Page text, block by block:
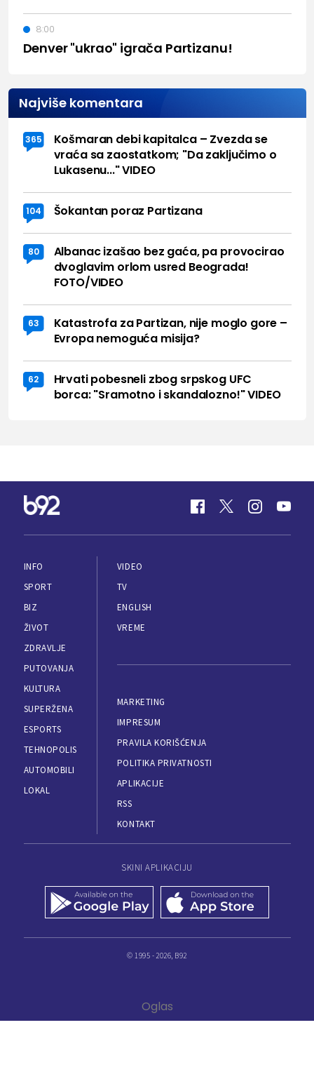
Denver "ukrao" igrača Partizanu!
8:00
Najviše komentara
365
Košmaran debi kapitalca – Zvezda se
vraća sa zaostatkom; "Da zaključimo o
Lukasenu..." VIDEO
104 Šokantan poraz Partizana
80
Albanac izašao bez gaća, pa provocirao
dvoglavim orlom usred Beograda!
FOTO/VIDEO
63
Katastrofa za Partizan, nije moglo gore –
Evropa nemoguća misija?
62
Hrvati pobesneli zbog srpskog UFC
borca: "Sramotno i skandalozno!" VIDEO
INFO
SPORT
BIZ
ŽIVOT
ZDRAVLJE
PUTOVANJA
KULTURA
SUPERŽENA
ESPORTS
TEHNOPOLIS
AUTOMOBILI
LOKAL
VIDEO
TV
ENGLISH
VREME
MARKETING
IMPRESUM
PRAVILA KORIŠĆENJA
POLITIKA PRIVATNOSTI
APLIKACIJE
RSS
KONTAKT
SKINI APLIKACIJU
© 1995 - 2026, B92